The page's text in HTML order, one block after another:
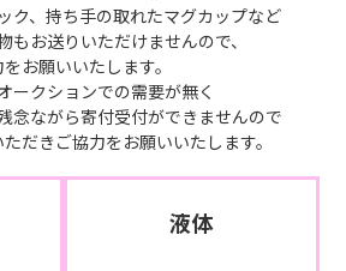
ク、持ち手の取れたマグカップなど
もお送りいただけませんので、
お願いいたします。
ークションでの需要が無く
念ながら寄付受付ができませんので
だきご協力をお願いいたします。
液体